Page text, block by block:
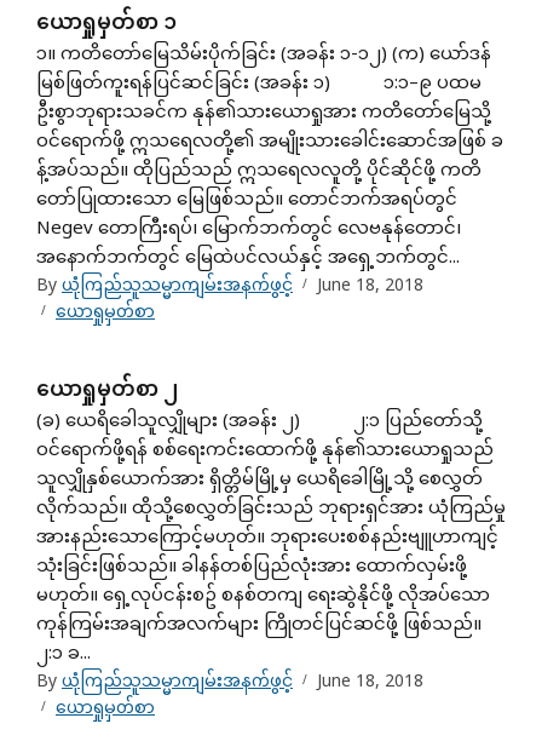
ယောရှုမှတ်စာ ၁
၁။ ကတိတော်မြေသိမ်းပိုက်ခြင်း (အခန်း ၁-၁၂) (က) ယော်ဒန်
မြစ်ဖြတ်ကူးရန်ပြင်ဆင်ခြင်း (အခန်း ၁) ၁:၁–၉ ပထမ
ဦးစွာဘုရားသခင်က နုန်၏သားယောရှုအား ကတိတော်မြေသို့
ဝင်ရောက်ဖို့ ဣသရေလတို့၏ အမျိုးသားခေါင်းဆောင်အဖြစ် ခ
န့်အပ်သည်။ ထိုပြည်သည် ဣသရေလလူတို့ ပိုင်ဆိုင်ဖို့ ကတိ
တော်ပြုထားသော မြေဖြစ်သည်။ တောင်ဘက်အရပ်တွင်
Negev တောကြီးရပ်၊ မြောက်ဘက်တွင် လေဗနုန်တောင်၊
အနောက်ဘက်တွင် မြေထဲပင်လယ်နှင့် အရှေ့ဘက်တွင်...
Byယုံကြည်သူသမ္မာကျမ်းအနက်ဖွင့် June 18, 2018
ယောရှုမှတ်စာ
ယောရှုမှတ်စာ ၂
(ခ) ယေရိခေါသူလျှိုများ (အခန်း ၂) ၂:၁ ပြည်တော်သို့
ဝင်ရောက်ဖို့ရန် စစ်ရေးကင်းထောက်ဖို့ နုန်၏သားယောရှုသည်
သူလျှိုနှစ်ယောက်အား ရှိတ္တိမ်မြို့မှ ယေရိခေါမြို့သို့ စေလွှတ်
လိုက်သည်။ ထိုသို့စေလွှတ်ခြင်းသည် ဘုရားရှင်အား ယုံကြည်မှု
အားနည်းသောကြောင့်မဟုတ်။ ဘုရားပေးစစ်နည်းဗျူဟာကျင့်
သုံးခြင်းဖြစ်သည်။ ခါနန်တစ်ပြည်လုံးအား ထောက်လှမ်းဖို့
မဟုတ်။ ရှေ့လုပ်ငန်းစဥ် စနစ်တကျ ရေးဆွဲနိုင်ဖို့ လိုအပ်သော
ကုန်ကြမ်းအချက်အလက်များ ကြိုတင်ပြင်ဆင်ဖို့ ဖြစ်သည်။
၂:၁ ခ...
Byယုံကြည်သူသမ္မာကျမ်းအနက်ဖွင့် June 18, 2018
ယောရှုမှတ်စာ